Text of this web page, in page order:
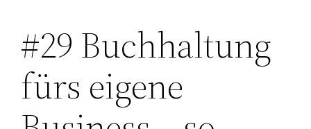
Zum
Inhalt
springen
#29 Buchhaltung
fürs eigene